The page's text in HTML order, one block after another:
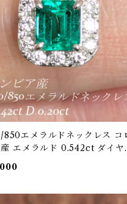
エメラルドネックレス コ
産 エメラルド 0.542ct ダイヤ
0.20ct【PRO207056】